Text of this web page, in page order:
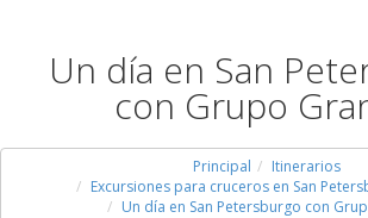
Un día en San
con Grupo
Principal
Itinerarios
Excursiones para cruceros en San
Un día en San Petersburgo con